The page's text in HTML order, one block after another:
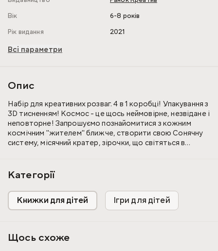
Вік
6-8 років
Рік видання
2021
Всі параметри
Опис
Набір для креативних розваг. 4 в 1 коробці! Упакування з
3D тисненням! Космос - це щось неймовірне, незвідане і
неповторне! Запрошуємо познайомитися з кожним
космічним "жителем" ближче, створити свою Сонячну
систему, місячний кратер, зірочки, що світяться в
Комплектація: розвага №1 «Сонячна система», розвага
№2 «Місячний кратер», розвага №3 «Сяючі зірки»,
мініенциклопедія про Сонячну систему, кульки-планети,
двосторонній скотч, основа для Сонячної системи,
елементи (місяцехід, космонавт, супутник).
Категорії
Книжки для дітей Ігри для дітей
Щось схоже